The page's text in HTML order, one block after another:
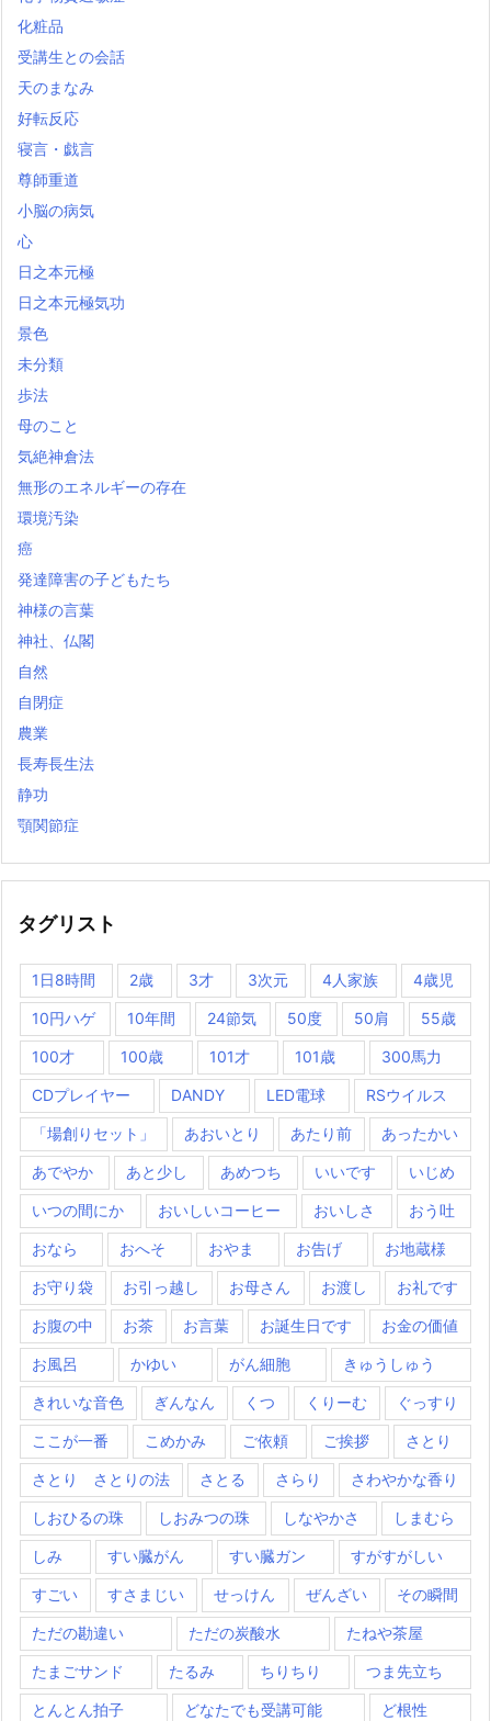
化粧品
受講生との会話
天のまなみ
好転反応
寝言・戯言
尊師重道
小脳の病気
心
日之本元極
日之本元極気功
景色
未分類
歩法
母のこと
気絶神倉法
無形のエネルギーの存在
環境汚染
癌
発達障害の子どもたち
神様の言葉
神社、仏閣
自然
自閉症
農業
長寿長生法
静功
顎関節症
タグリスト
1日8時間 2歳 3才 3次元 4人家族 4歳児
10円ハゲ 10年間 24節気 50度 50肩 55歳
100才 100歳 101才 101歳 300馬力
CDプレイヤー DANDY LED電球 RSウイルス
「場創りセット」 あおいとり あたり前 あったかい
あでやか あと少し あめつち いいです いじめ
いつの間にか おいしいコーヒー おいしさ おう吐
おなら おへそ おやま お告げ お地蔵様
お守り袋 お引っ越し お母さん お渡し お礼です
お腹の中 お茶 お言葉 お誕生日です お金の価値
お風呂 かゆい がん細胞 きゅうしゅう
きれいな音色 ぎんなん くつ くりーむ ぐっすり
ここが一番 こめかみ ご依頼 ご挨拶 さとり
さとり さとりの法 さとる さらり さわやかな香り
しおひるの珠 しおみつの珠 しなやかさ しまむら
しみ すい臓がん すい臓ガン すがすがしい
すごい すさまじい せっけん ぜんざい その瞬間
ただの勘違い ただの炭酸水 たねや茶屋
たまごサンド たるみ ちりちり つま先立ち
とんとん拍子 どなたでも受講可能 ど根性